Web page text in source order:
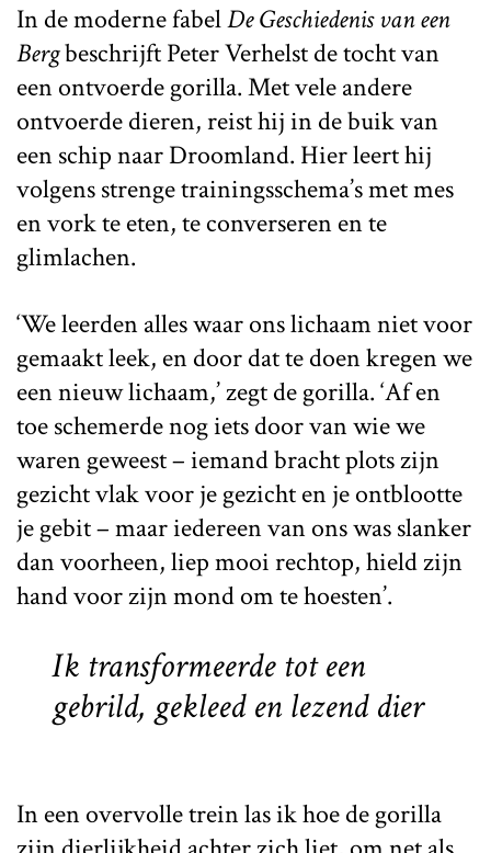
In de moderne fabelDe Geschiedenis van een
Bergbeschrijft Peter Verhelst de tocht van
een ontvoerde gorilla. Met vele andere
ontvoerde dieren, reist hij in de buik van
een schip naar Droomland. Hier leert hij
volgens strenge trainingsschema’s met mes
en vork te eten, te converseren en te
glimlachen.
‘We leerden alles waar ons lichaam niet voor
gemaakt leek, en door dat te doen kregen we
een nieuw lichaam,’ zegt de gorilla. ‘Af en
toe schemerde nog iets door van wie we
waren geweest – iemand bracht plots zijn
gezicht vlak voor je gezicht en je ontblootte
je gebit – maar iedereen van ons was slanker
dan voorheen, liep mooi rechtop, hield zijn
hand voor zijn mond om te hoesten’.
Ik transformeerde tot een
gebrild, gekleed en lezend dier
In een overvolle trein las ik hoe de gorilla